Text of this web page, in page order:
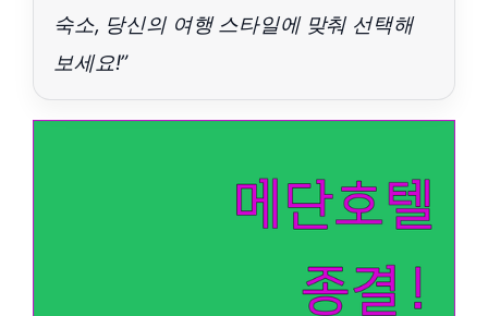
숙소, 당신의 여행 스타일에 맞춰 선택해
보세요!”